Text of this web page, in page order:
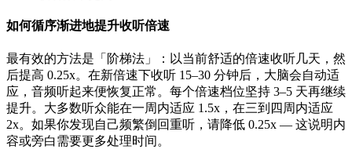
如何循序渐进地提升收听倍速
最有效的方法是「阶梯法」：以当前舒适的倍速收听几天，然
后提高 0.25x。在新倍速下收听 15–30 分钟后，大脑会自动适
应，音频听起来便恢复正常。每个倍速档位坚持 3–5 天再继续
提升。大多数听众能在一周内适应 1.5x，在三到四周内适应
2x。如果你发现自己频繁倒回重听，请降低 0.25x — 这说明内
容或旁白需要更多处理时间。